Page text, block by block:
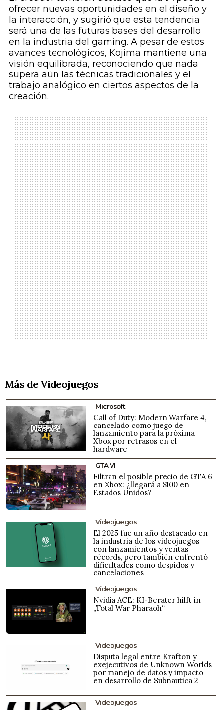
ofrecer nuevas oportunidades en el diseño y
la interacción, y sugirió que esta tendencia
será una de las futuras bases del desarrollo
en la industria del gaming. A pesar de estos
avances tecnológicos, Kojima mantiene una
visión equilibrada, reconociendo que nada
supera aún las técnicas tradicionales y el
trabajo analógico en ciertos aspectos de la
creación.
Más de Videojuegos
Microsoft
Call of Duty: Modern Warfare 4,
cancelado como juego de
lanzamiento para la próxima
Xbox por retrasos en el
hardware
GTA VI
Filtran el posible precio de GTA 6
en Xbox: ¿llegará a $100 en
Estados Unidos?
Videojuegos
El 2025 fue un año destacado en
la industria de los videojuegos
con lanzamientos y ventas
récords, pero también enfrentó
dificultades como despidos y
cancelaciones
Videojuegos
Nvidia ACE: KI-Berater hilft in
„Total War Pharaoh“
Videojuegos
Disputa legal entre Krafton y
exejecutivos de Unknown Worlds
por manejo de datos y impacto
en desarrollo de Subnautica 2
Videojuegos